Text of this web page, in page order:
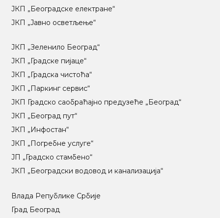
ЈКП „Београдске електране“
ЈКП „Јавно осветљење“
ЈКП „Зеленило Београд“
ЈКП „Градске пијаце“
ЈКП „Градска чистоћа“
ЈКП „Паркинг сервис“
ЈКП Градско саобраћајно предузеће „Београд“
ЈКП „Београд пут“
ЈКП „Инфостан“
ЈКП „Погребне услуге“
ЈП „Градско стамбено“
ЈКП „Београдски водовод и канализација“
Влада Републике Србије
Град Београд